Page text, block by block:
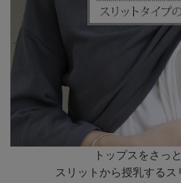
トップスをさっ
スリットから授乳するス